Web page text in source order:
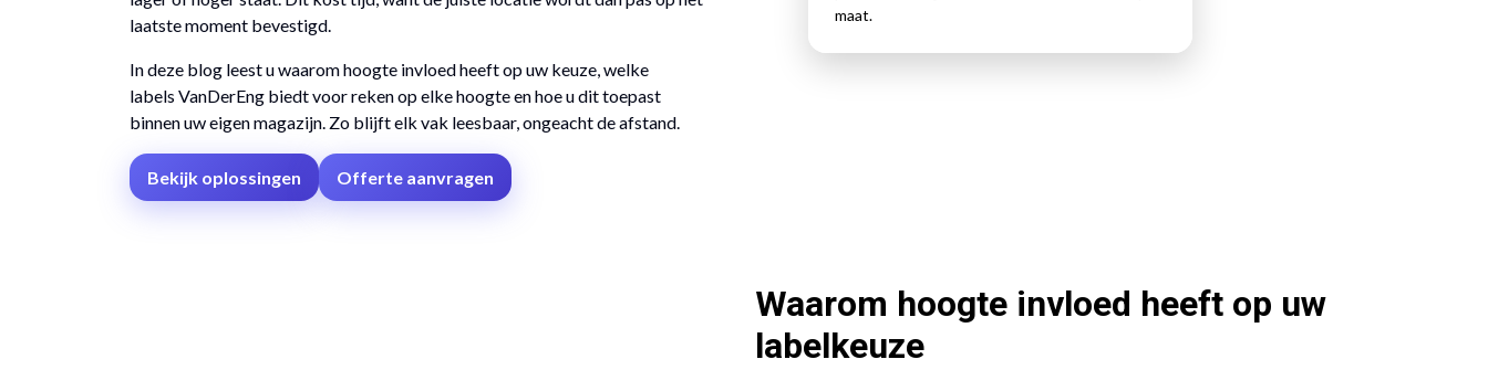
laatste moment bevestigd.
In deze blog leest u waarom hoogte invloed heeft op uw keuze, welke
labels VanDerEng biedt voor reken op elke hoogte en hoe u dit toepast
binnen uw eigen magazijn. Zo blijft elk vak leesbaar, ongeacht de afstand.
Bekijk oplossingen Offerte aanvragen
maat.
Waarom hoogte invloed heeft op uw
labelkeuze